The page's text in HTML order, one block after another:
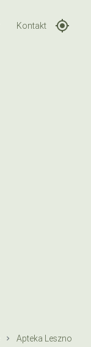
Kontakt gps_fixed
Apteka Leszno